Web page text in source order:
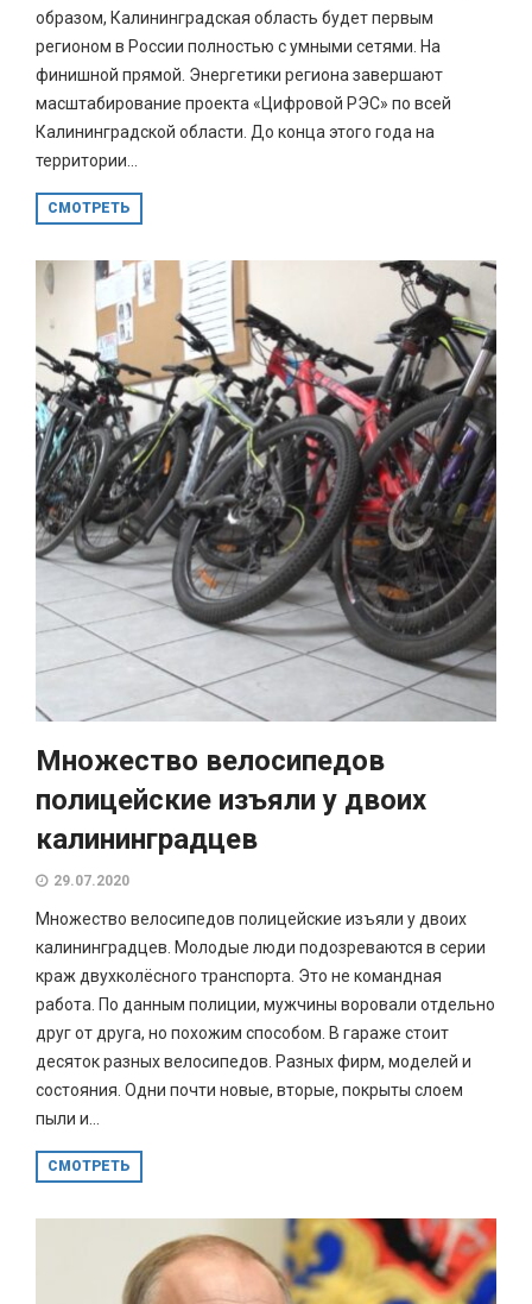
образом, Калининградская область будет первым
регионом в России полностью с умными сетями. На
финишной прямой. Энергетики региона завершают
масштабирование проекта «Цифровой РЭС» по всей
Калининградской области. До конца этого года на
территории...
СМОТРЕТЬ
Множество велосипедов
полицейские изъяли у двоих
калининградцев
29.07.2020
Множество велосипедов полицейские изъяли у двоих
калининградцев. Молодые люди подозреваются в серии
краж двухколёсного транспорта. Это не командная
работа. По данным полиции, мужчины воровали отдельно
друг от друга, но похожим способом. В гараже стоит
десяток разных велосипедов. Разных фирм, моделей и
состояния. Одни почти новые, вторые, покрыты слоем
пыли и...
СМОТРЕТЬ